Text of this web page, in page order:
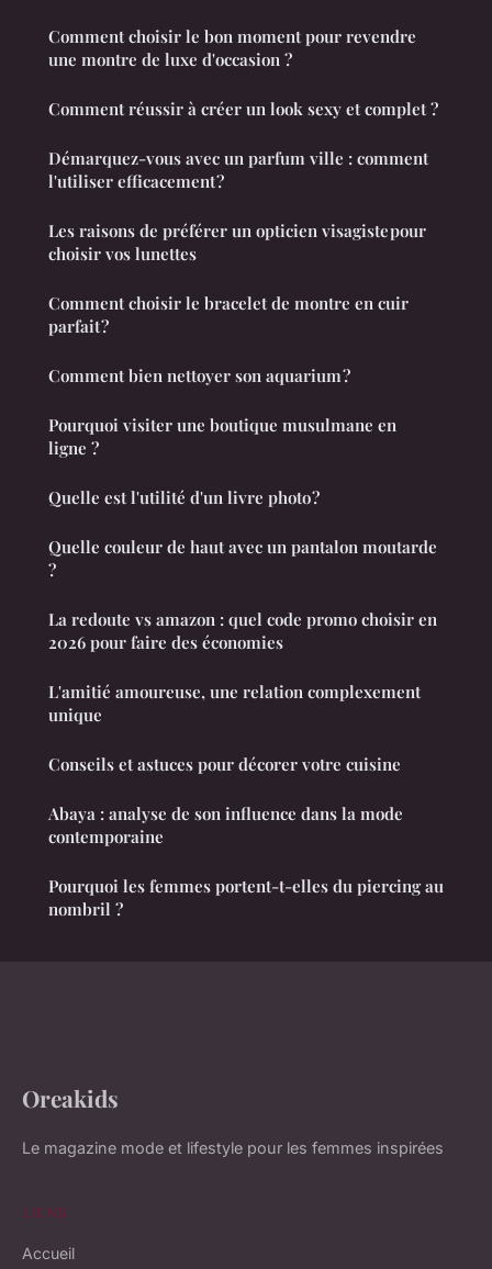
Comment choisir le bon moment pour revendre
une montre de luxe d'occasion ?
Comment réussir à créer un look sexy et complet ?
Démarquez-vous avec un parfum ville : comment
l'utiliser efficacement ?
Les raisons de préférer un opticien visagiste pour
choisir vos lunettes
Comment choisir le bracelet de montre en cuir
parfait ?
Comment bien nettoyer son aquarium ?
Pourquoi visiter une boutique musulmane en
ligne ?
Quelle est l'utilité d'un livre photo ?
Quelle couleur de haut avec un pantalon moutarde
?
La redoute vs amazon : quel code promo choisir en
2026 pour faire des économies
L'amitié amoureuse, une relation complexement
unique
Conseils et astuces pour décorer votre cuisine
Abaya : analyse de son influence dans la mode
contemporaine
Pourquoi les femmes portent-t-elles du piercing au
nombril ?
Oreakids
Le magazine mode et lifestyle pour les femmes inspirées
LIENS
Accueil